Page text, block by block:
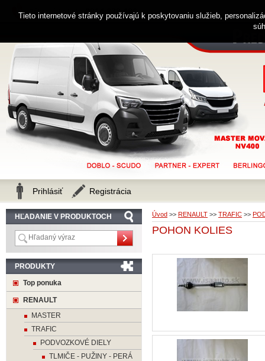
Úvod >> RENAULT >> TRAFIC >>
POHON KOLIES
HĽADANIE V PRODUKTOCH
PRODUKTY
Top ponuka
RENAULT
MASTER
TRAFIC
PODVOZKOVÉ DIELY
TLMIČE - PUŽINY - PERÁ
Zákaznícka linka 0914 238 482
Prihlásiť Registrácia
Tieto internetové stránky používajú k poskytovaniu služieb,